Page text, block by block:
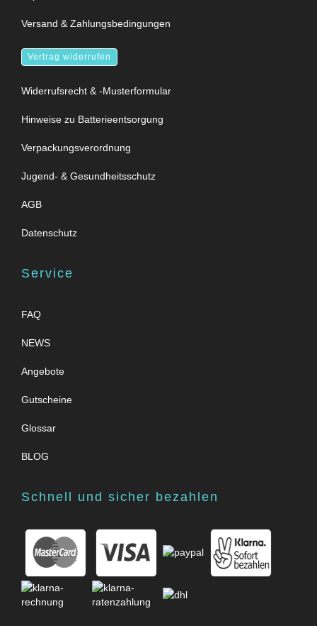
Versand & Zahlungsbedingungen
Vertrag widerrufen
Widerrufsrecht & -Musterformular
Hinweise zu Batterieentsorgung
Verpackungsverordnung
Jugend- & Gesundheitsschutz
AGB
Datenschutz
Service
FAQ
NEWS
Angebote
Gutscheine
Glossar
BLOG
Schnell und sicher bezahlen